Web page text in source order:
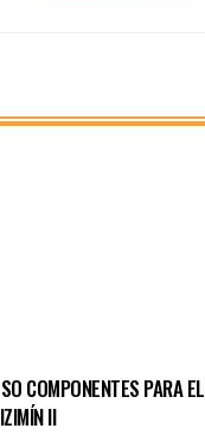
COMPONENTES PARA EL
II